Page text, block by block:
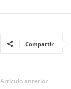
Compartir
Artículo anterior